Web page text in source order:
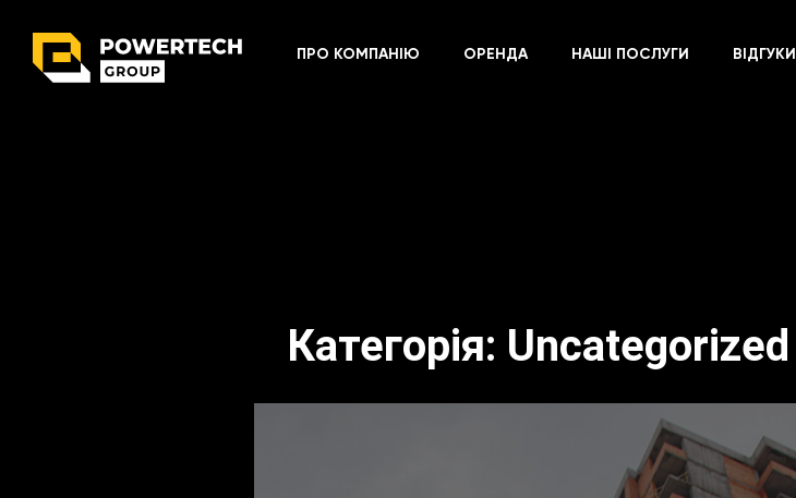
ПРО КОМПАНІЮ ОРЕНДА НАШІ ПОСЛУГИ ВІДГУКИ
Категорія: Uncategorized